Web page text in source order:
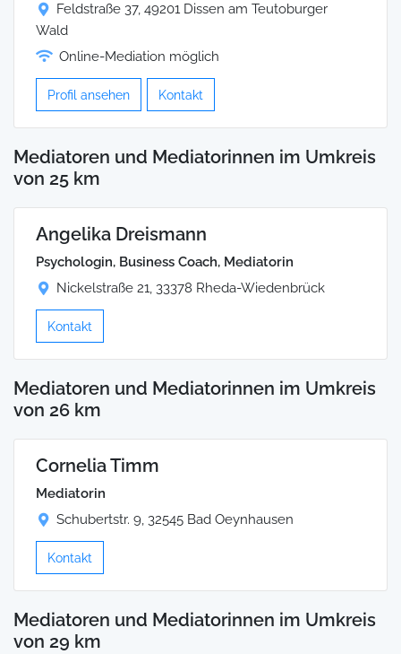
Feldstraße 37, 49201 Dissen am Teutoburger
Wald
Online-Mediation möglich
Profil ansehen Kontakt
Mediatoren und Mediatorinnen im Umkreis
von 25 km
Angelika Dreismann
Psychologin, Business Coach, Mediatorin
Nickelstraße 21, 33378 Rheda-Wiedenbrück
Kontakt
Mediatoren und Mediatorinnen im Umkreis
von 26 km
Cornelia Timm
Mediatorin
Schubertstr. 9, 32545 Bad Oeynhausen
Kontakt
Mediatoren und Mediatorinnen im Umkreis
von 29 km